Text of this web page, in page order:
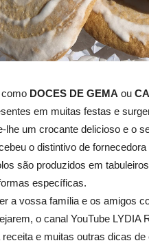
DOCES DE GEMA ou
em muitas festas e
lhe um crocante delicioso e o
o distintivo de
são produzidos em
específicas.
a vossa família e os amigos
o canal YouTube LYDIA
e muitas outras dicas de